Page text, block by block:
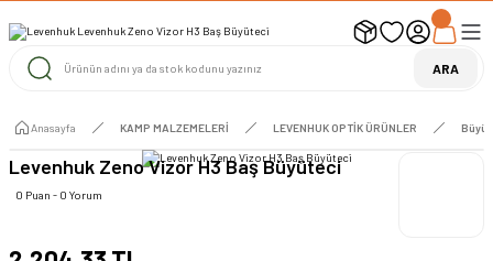
UYARI ! KARGOLAR 13 TEMMUZ 2026 YAPILACAK
1000 TL ve Üzeri Ücretsiz Kargo 1000 TL ve Üzeri Ücretsiz Kargo ARA
Anasayfa KAMP MALZEMELERİ LEVENHUK OPTİK ÜRÜNLER
Levenhuk Zeno Vizor H3 Baş Büyüteci
0 Puan - 0 Yorum